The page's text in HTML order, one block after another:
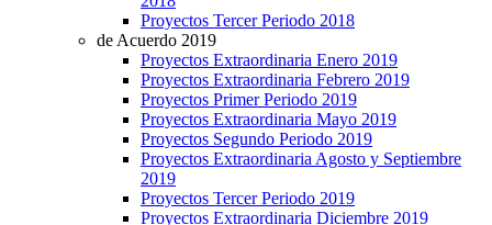
Proyectos Tercer Periodo 2018
de Acuerdo 2019
Proyectos Extraordinaria Enero 2019
Proyectos Extraordinaria Febrero 2019
Proyectos Primer Periodo 2019
Proyectos Extraordinaria Mayo 2019
Proyectos Segundo Periodo 2019
Proyectos Extraordinaria Agosto y Septiembre
2019
Proyectos Tercer Periodo 2019
Proyectos Extraordinaria Diciembre 2019